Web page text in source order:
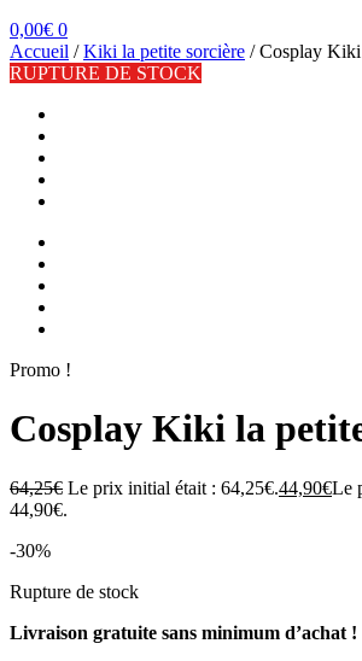
0,00€ 0
Accueil /Kiki la petite sorcière /Cosplay Kiki
RUPTURE DE STOCK
Promo !
Cosplay Kiki la
64,25€ Le prix initial était : 64,25€.44,90€Le
44,90€.
-30%
Rupture de stock
Livraison gratuite sans minimum d’achat !